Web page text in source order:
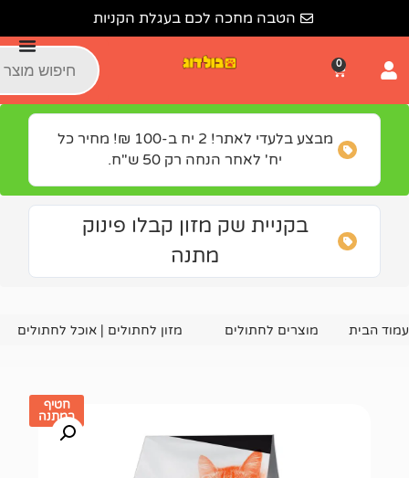
הטבה מחכה לכם בעגלת הקניות
מבצע בלעדי לאתר! 2 יח ב-100 ₪! מחיר כל
יח' לאחר הנחה רק 50 ש"ח.
בקניית שק מזון קבלו פינוק
לחתולים מזון לחתולים | אוכל לחתולים גולוסי לחתול קיטן